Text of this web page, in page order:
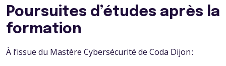
Poursuites d’études après la
formation
À l’issue du Mastère Cybersécurité de Coda Dijon :